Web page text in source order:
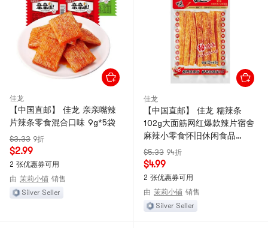
佳龙
【中国直邮】 佳龙 亲亲嘴辣
片辣条零食混合口味 9g*5袋
$3.33 9折
$2.99
2 张优惠券可用
由 茉莉小铺 销售
Silver Seller
佳龙
【中国直邮】 佳龙 糯辣条
102g大面筋网红爆款辣片宿舍
麻辣小零食怀旧休闲食品
102g*1包
$5.33 94折
$4.99
2 张优惠券可用
由 茉莉小铺 销售
Silver Seller